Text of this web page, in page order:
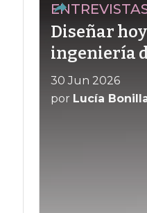
Diseñar
ingeniería
30 Jun 2026
por Lucía